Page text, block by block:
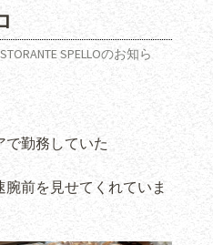
SPELLOのお知ら
で勤務していた
前を見せてくれていま